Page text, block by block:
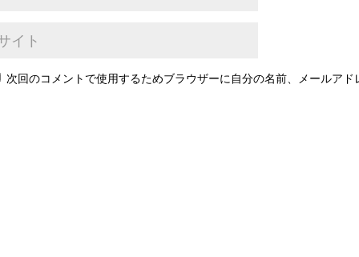
次回のコメントで使用するためブラウザーに自分の名前、メールアド